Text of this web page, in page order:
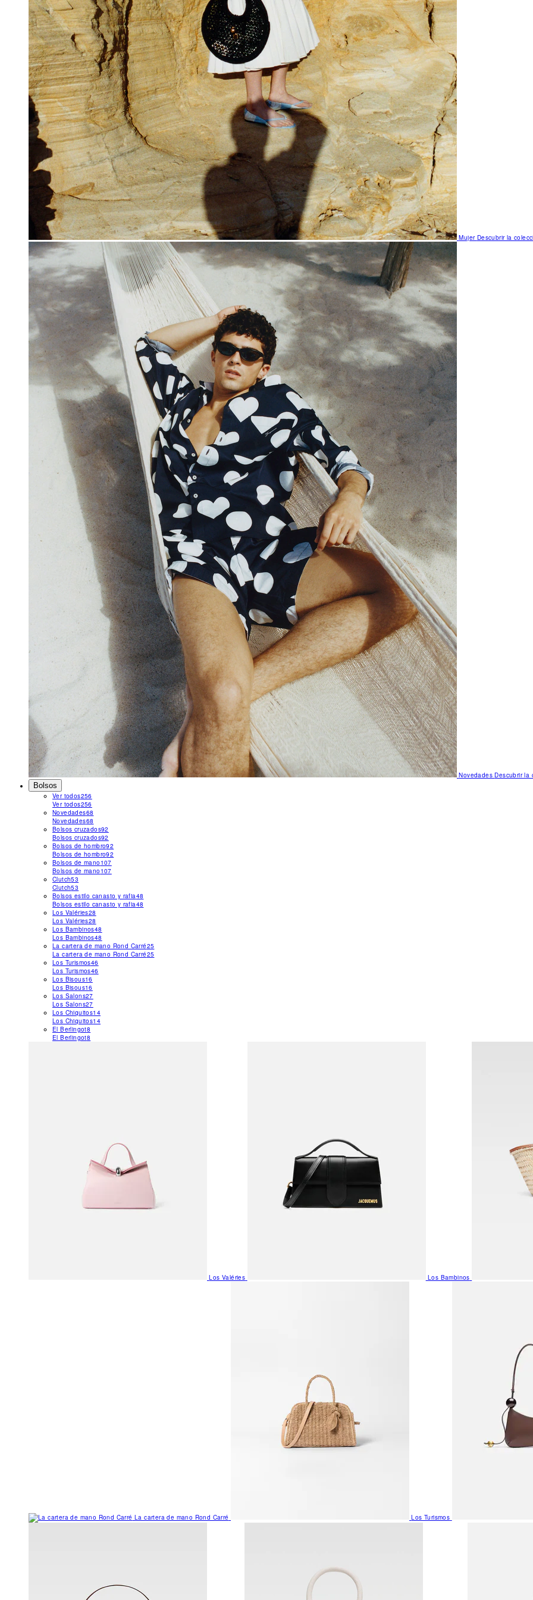
Mujer Descubrir la
NovedadesDescubrir la
Bolsos
Ver todos256
Ver todos256
Novedades68
Novedades68
Bolsos cruzados92
Bolsos cruzados92
Bolsos de hombro92
Bolsos de hombro92
Bolsos de mano 107
Bolsos de mano 107
Clutch53
Clutch53
Bolsos estilo canasto y rafia48
Bolsos estilo canasto y rafia48
Los Valéries28
Los Valéries28
Los Bambinos48
Los Bambinos48
La cartera de mano Rond Carré25
La cartera de mano Rond Carré25
Los Turismos46
Los Turismos46
Los Bisous16
Los Bisous16
Los Salons27
Los Salons27
Los Chiquitos14
Los Chiquitos14
El Berlingot8
El Berlingot8
Los Valéries Los Bambinos
La cartera de mano Rond Carré Los Turismos